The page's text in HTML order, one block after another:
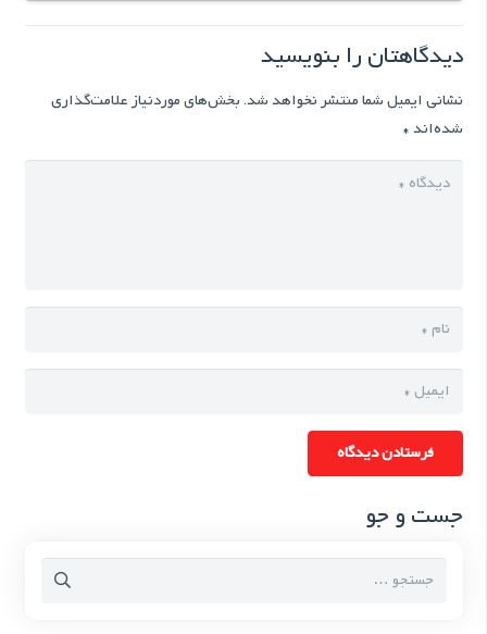
جست و جو
جستجو
دیدگاهتان را بنویسید
نشانی ایمیل شما منتشر نخواهد شد.بخش‌های موردنیاز علامت‌گذاری
شده‌اند*
فرستادن دیدگاه